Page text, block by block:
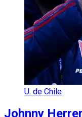
U. de Chile
Johnny